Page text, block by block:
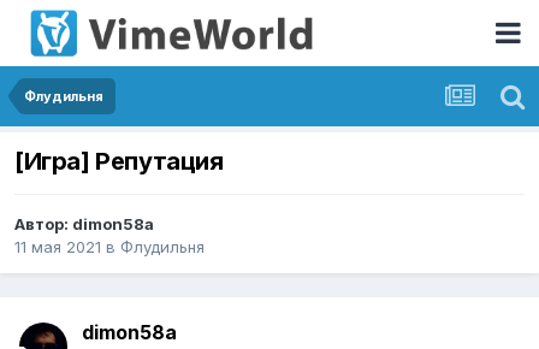
Флудильня
[Игра] Репутация
Автор: dimon58a
11 мая 2021 в Флудильня
dimon58a